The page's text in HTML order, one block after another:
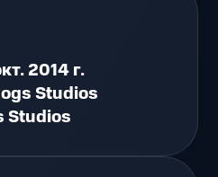
2014 г.
Studios
Studios